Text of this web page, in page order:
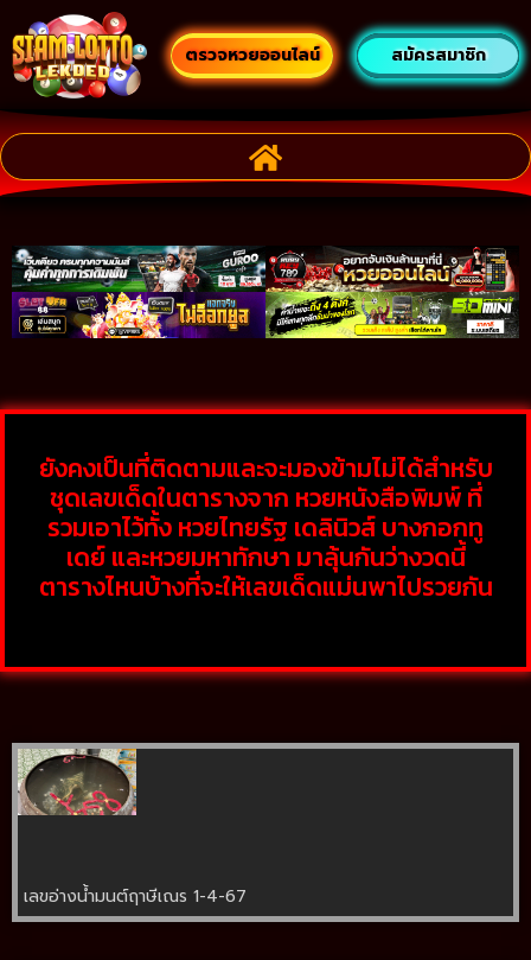
ตรวจหวยออนไลน์ สมัครสมาชิก
ยังคงเป็นที่ติดตามและจะมองข้ามไม่ได้สำหรับ
ชุดเลขเด็ดในตารางจาก หวยหนังสือพิมพ์ ที่
รวมเอาไว้ทั้ง หวยไทยรัฐ เดลินิวส์ บางกอกทู
เดย์ และหวยมหาทักษา มาลุ้นกันว่างวดนี้
ตารางไหนบ้างที่จะให้เลขเด็ดแม่นพาไปรวยกัน
เลขอ่างน้ำมนต์ฤาษีเณร 1-4-67